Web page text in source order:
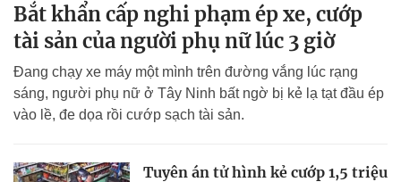
Bắt khẩn cấp nghi phạm ép xe, cướp
tài sản của người phụ nữ lúc 3 giờ
Đang chạy xe máy một mình trên đường vắng lúc rạng
sáng, người phụ nữ ở Tây Ninh bất ngờ bị kẻ lạ tạt đầu ép
vào lề, đe dọa rồi cướp sạch tài sản.
Tuyên án tử hình kẻ cướp 1,5 triệu